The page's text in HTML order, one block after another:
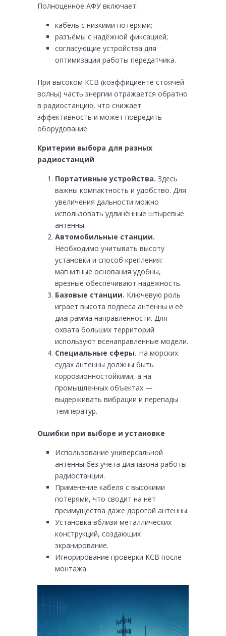
Полноценное АФУ включает:
кабель с низкими потерями;
разъёмы с надёжной фиксацией;
согласующие устройства для
оптимизации работы передатчика.
При высоком КСВ (коэффициенте стоячей
волны) часть энергии отражается обратно
в радиостанцию, что снижает
эффективность и может повредить
оборудование.
Критерии выбора для разных
радиостанций
Портативные устройства. Здесь
важны компактность и удобство. Для
увеличения дальности можно
использовать удлинённые штыревые
антенны.
Автомобильные станции.
Необходимо учитывать высоту
установки и способ крепления:
магнитные основания удобны,
врезные обеспечивают надёжность.
Базовые станции. Ключевую роль
играет высота подвеса антенны и её
диаграмма направленности. Для
охвата больших территорий
используют всенаправленные модели.
Специальные сферы. На морских
судах антенны должны быть
коррозионностойкими, а на
промышленных объектах —
выдерживать вибрации и перепады
температур.
Ошибки при выборе и установке
Использование универсальной
антенны без учёта диапазона работы
радиостанции.
Применение кабеля с высокими
потерями, что сводит на нет
преимущества даже дорогой антенны.
Установка вблизи металлических
конструкций, создающих
экранирование.
Игнорирование проверки КСВ после
монтажа.